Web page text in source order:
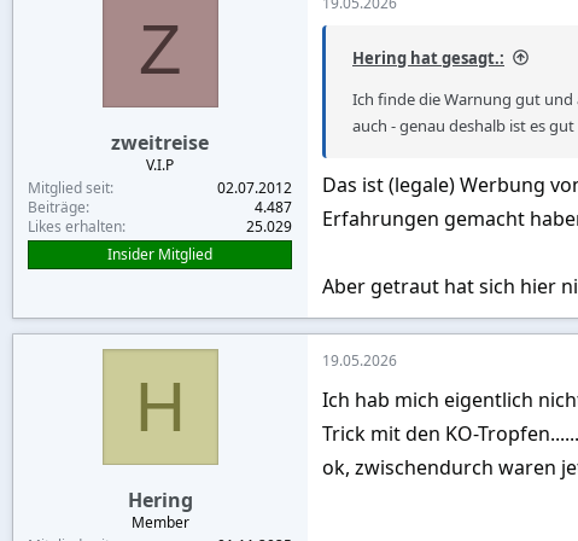
Durch die Müdigkeit nach dem
in einem zweiten Club
In meinem Lieblings-Thai-Club
Als Gentleman kam das für
zu Hause vergessen hatte und
Vor dem Einschlafen noch
Wie am Anfang des Artikels
Wohnung landeten.
Z
zweitreise
V.I.P
Mitglied seit
02.07.2012
Beiträge
4.487
Likes erhalten
25.029
Insider Mitglied
Hering hat gesagt.:
Ich finde die Warnung gut und
auch - genau deshalb ist es
Das ist (legale) Werbung
Erfahrungen gemacht
Aber getraut hat sich hier
H
Hering
Member
19.05.2026
Ich hab mich eigentlich
Trick mit den KO-
ok, zwischendurch waren